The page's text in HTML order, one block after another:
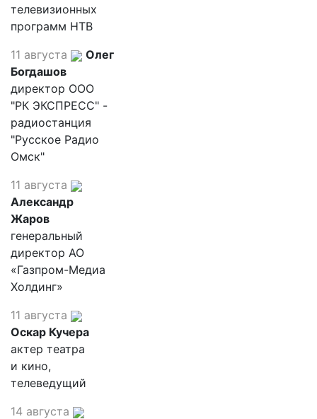
телевизионных
программ НТВ
11 августа
Олег
Богдашов
директор ООО
"РК ЭКСПРЕСС" -
радиостанция
"Русское Радио
Омск"
11 августа
Александр
Жаров
генеральный
директор АО
«Газпром-Медиа
Холдинг»
11 августа
Оскар Кучера
актер театра
и кино,
телеведущий
14 августа